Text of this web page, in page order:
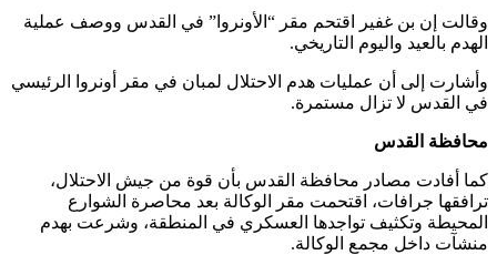
وقالت إن بن غفير اقتحم مقر “الأونروا” في القدس ووصف عملية
الهدم بالعيد واليوم التاريخي.
وأشارت إلى أن عمليات هدم الاحتلال لمبان في مقر أونروا الرئيسي
في القدس لا تزال مستمرة.
محافظة القدس
كما أفادت مصادر محافظة القدس بأن قوة من جيش الاحتلال،
ترافقها جرافات، اقتحمت مقر الوكالة بعد محاصرة الشوارع
المحيطة وتكثيف تواجدها العسكري في المنطقة، وشرعت بهدم
منشآت داخل مجمع الوكالة.